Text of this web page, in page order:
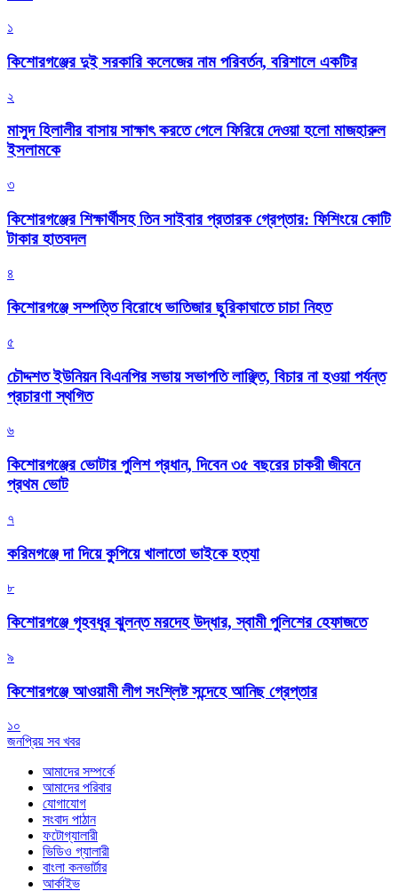
১
কিশোরগঞ্জের দুই সরকারি কলেজের নাম পরিবর্তন, বরিশালে একটির
২
মাসুদ হিলালীর বাসায় সাক্ষাৎ করতে গেলে ফিরিয়ে দেওয়া হলো মাজহারুল
ইসলামকে
৩
কিশোরগঞ্জের শিক্ষার্থীসহ তিন সাইবার প্রতারক গ্রেপ্তার: ফিশিংয়ে কোটি
টাকার হাতবদল
৪
কিশোরগঞ্জে সম্পত্তি বিরোধে ভাতিজার ছুরিকাঘাতে চাচা নিহত
৫
চৌদ্দশত ইউনিয়ন বিএনপির সভায় সভাপতি লাঞ্ছিত, বিচার না হওয়া পর্যন্ত
প্রচারণা স্থগিত
৬
কিশোরগঞ্জের ভোটার পুলিশ প্রধান, দিবেন ৩৫ বছরের চাকরী জীবনে
প্রথম ভোট
৭
করিমগঞ্জে দা দিয়ে কুপিয়ে খালাতো ভাইকে হত্যা
৮
কিশোরগঞ্জে গৃহবধূর ঝুলন্ত মরদেহ উদ্ধার, স্বামী পুলিশের হেফাজতে
৯
কিশোরগঞ্জে আওয়ামী লীগ সংশ্লিষ্ট সন্দেহে আনিছ গ্রেপ্তার
১০
জনপ্রিয় সব খবর
আমাদের সম্পর্কে
আমাদের পরিবার
যোগাযোগ
সংবাদ পাঠান
ফটোগ্যালারী
ভিডিও গ্যালারী
বাংলা কনভার্টার
আর্কাইভ